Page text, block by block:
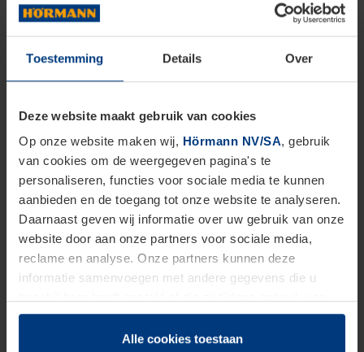
Toestemming Details Over
Deze website maakt gebruik van cookies
Op onze website maken wij, Hörmann NV/SA, gebruik
van cookies om de weergegeven pagina's te
personaliseren, functies voor sociale media te kunnen
aanbieden en de toegang tot onze website te analyseren.
Daarnaast geven wij informatie over uw gebruik van onze
website door aan onze partners voor sociale media,
reclame en analyse. Onze partners kunnen deze
informatie samenvoegen met andere gegevens die u
hun diensten hebben verzameld.
Juridisch hebben wij het recht om cookies op uw
Alle cookies toestaan